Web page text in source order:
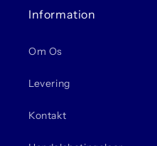
Information
Om Os
Levering
Kontakt